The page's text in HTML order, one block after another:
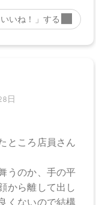
ましては、各店舗に
ます。予めご了承く